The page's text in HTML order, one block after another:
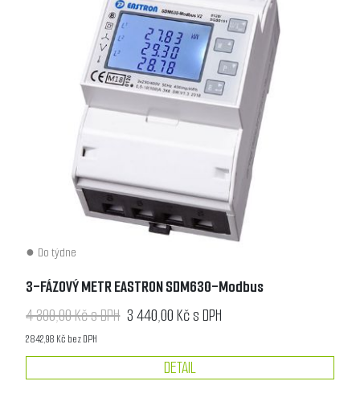
Do týdne
3-FÁZOVÝ METR EASTRON SDM630-Modbus
4 300,00 Kč s DPH 3 440,00 Kč s DPH
2 842,98 Kč bez DPH
DETAIL